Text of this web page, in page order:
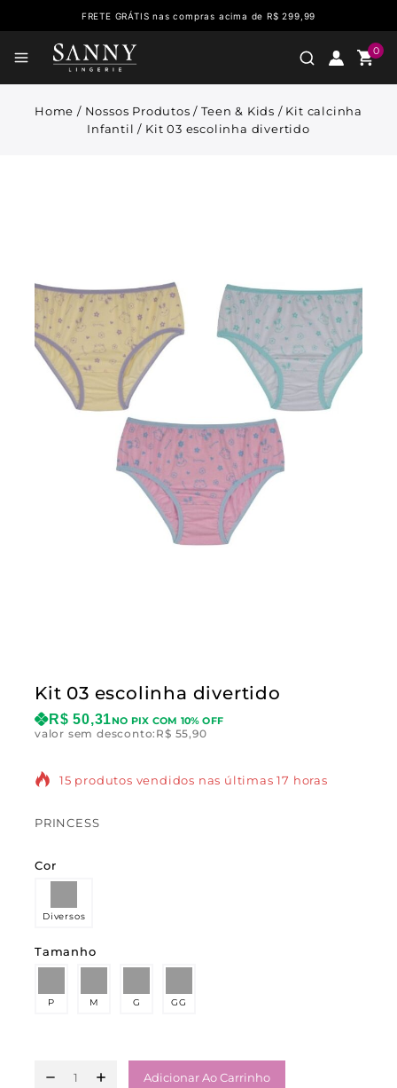
FRETE GRÁTIS nas compras acima de R$ 299,99
0
Home / Nossos Produtos / Teen & Kids / Kit calcinha
Infantil / Kit 03 escolinha divertido
Kit 03 escolinha divertido
R$ 50,31NO PIX COM 10% OFF
valor sem desconto: R$ 55,90
15 produtos vendidos nas últimas 17 horas
PRINCESS
Cor
Diversos
Tamanho
P M G GG
Adicionar Ao Carrinho